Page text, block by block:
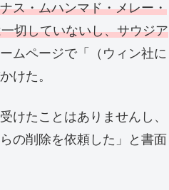
ス・ムハンマド・メレー・
切していないし、サウジア
ムページで「（ウィン社に
けた。
けたことはありませんし、
の削除を依頼した」と書面